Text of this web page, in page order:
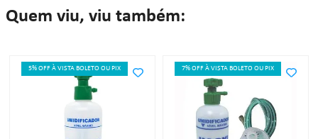
Quem viu, viu também:
5% OFF À VISTA BOLETO OU PIX 7% OFF À VISTA BOLETO OU PIX